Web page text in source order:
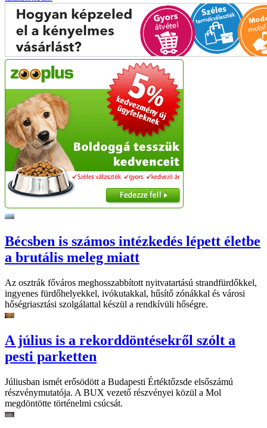
Bécsben is számos intézkedés lépett életbe
a brutális meleg miatt
Az osztrák főváros meghosszabbított nyitvatartású strandfürdőkkel,
ingyenes fürdőhelyekkel, ivókutakkal, hűsítő zónákkal és városi
hőségriasztási szolgálattal készül a rendkívüli hőségre.
A július is a rekorddöntésekről szólt a
pesti parketten
Júliusban ismét erősödött a Budapesti Értéktőzsde elsőszámú
részvénymutatója. A BUX vezető részvényei közül a Mol
megdöntötte történelmi csúcsát.